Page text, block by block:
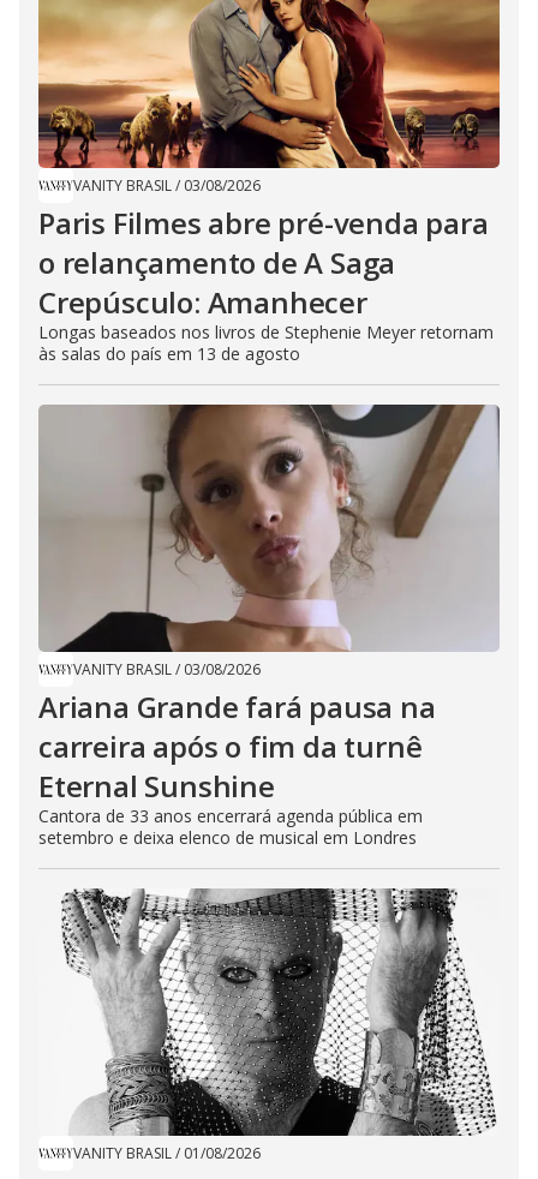
VANITY BRASIL/ 03/08/2026
Paris Filmes abre pré-venda para
o relançamento de A Saga
Crepúsculo: Amanhecer
Longas baseados nos livros de Stephenie Meyer retornam
às salas do país em 13 de agosto
VANITY BRASIL/ 03/08/2026
Ariana Grande fará pausa na
carreira após o fim da turnê
Eternal Sunshine
Cantora de 33 anos encerrará agenda pública em
setembro e deixa elenco de musical em Londres
VANITY BRASIL/ 01/08/2026